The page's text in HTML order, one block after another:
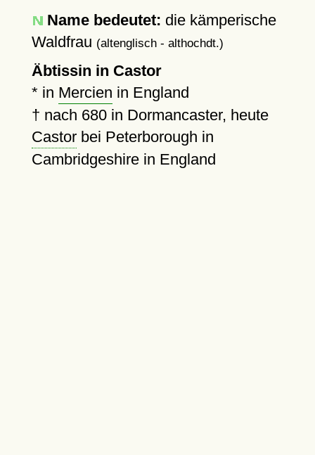
Name bedeutet: die kämperische
Waldfrau (altenglisch - althochdt.)
Äbtissin in Castor
* in Mercien in England
† nach 680in Dormancaster, heute
Castorbei Peterborough in
Cambridgeshire in England